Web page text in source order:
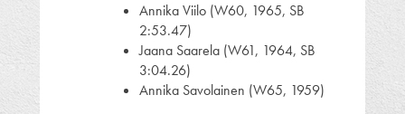
Annika Viilo (W60, 1965, SB
2:53.47)
Jaana Saarela (W61, 1964, SB
3:04.26)
Annika Savolainen (W65, 1959)